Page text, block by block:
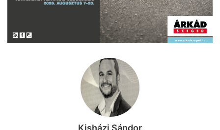
Kisházi Sándor